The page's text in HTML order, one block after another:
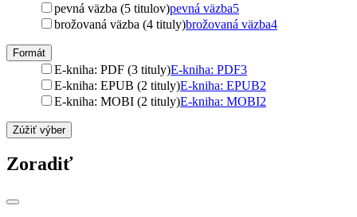
pevná väzba (5 titulov)pevná väzba5
brožovaná väzba (4 tituly)brožovaná väzba4
Formát
E-kniha: PDF (3 tituly)E-kniha: PDF3
E-kniha: EPUB (2 tituly)E-kniha: EPUB2
E-kniha: MOBI (2 tituly)E-kniha: MOBI2
Zúžiť výber
Zoradiť